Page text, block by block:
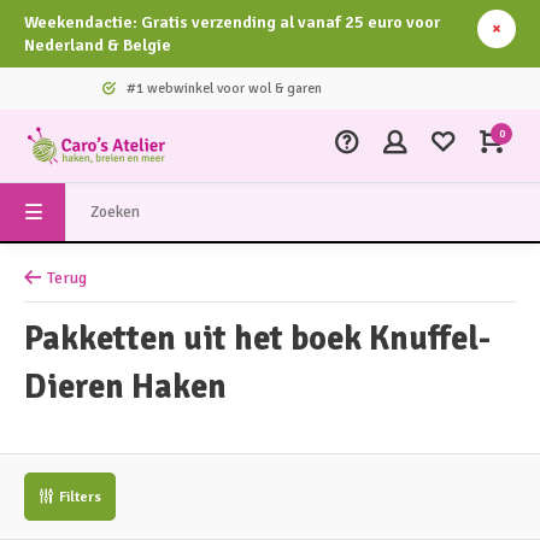
Weekendactie: Gratis verzending al vanaf 25 euro voor
Nederland & Belgie
#1 webwinkel voor wol & garen
0
Terug
Pakketten uit het boek Knuffel-
Dieren Haken
Filters